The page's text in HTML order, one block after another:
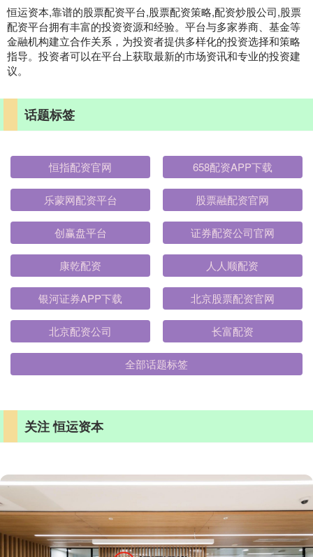
恒运资本,靠谱的股票配资平台,股票配资策略,配资炒股公司,股票
配资平台拥有丰富的投资资源和经验。平台与多家券商、基金等
金融机构建立合作关系，为投资者提供多样化的投资选择和策略
指导。投资者可以在平台上获取最新的市场资讯和专业的投资建
议。
话题标签
恒指配资官网 658配资APP下载
乐蒙网配资平台 股票融配资官网
创赢盘平台 证券配资公司官网
康乾配资 人人顺配资
银河证券APP下载 北京股票配资官网
北京配资公司 长富配资
全部话题标签
关注 恒运资本